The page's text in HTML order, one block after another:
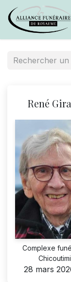
René
Complexe
Chicoutimi
28 mars